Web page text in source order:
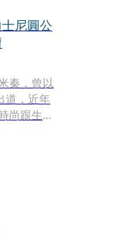
尼圓公
秦，曾以
道，近年
尚跟生
思平也特
此，宋米